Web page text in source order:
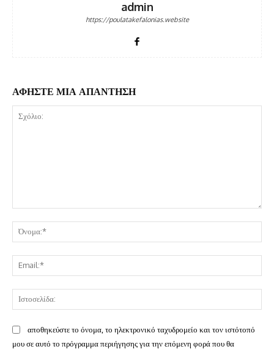
admin
https://poulatakefalonias.website
ΑΦΗΣΤΕ ΜΙΑ ΑΠΑΝΤΗΣΗ
αποθηκεύστε το όνομα, το ηλεκτρονικό ταχυδρομείο και τον ιστότοπό
μου σε αυτό το πρόγραμμα περιήγησης για την επόμενη φορά που θα